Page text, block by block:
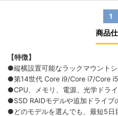
1
商品
【特徴】
●縦横設置可能なラックマウントシ
●第14世代 Core i9/Core i7/Core
●CPU、メモリ、電源、光学ドラ
●SSD RAIDモデルや追加ドライブ
●どのモデルを選んでも、最短5日